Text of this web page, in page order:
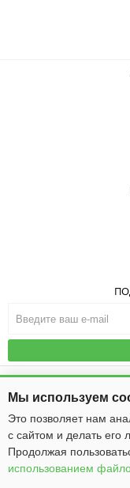
© ООО "ИзоТоп", 2006-2026.
защищены. Информация
защищена законом об
правах.
Общество с ограниченной
ИНН 5256084834
ОГРН 1085256009475
Юридический адрес:
Мы используем
Это позволяет нам
с сайтом и делать его
Продолжая
использованием